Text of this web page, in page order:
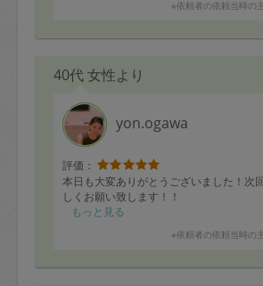
※依頼者の依頼当時の
40代 女性より
yon.ogawa
評価：
本日も大変ありがとうございました！次
しくお願い致します！！
もっと見る
※依頼者の依頼当時の